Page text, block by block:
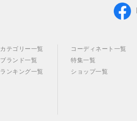
カテゴリー一覧
ブランド一覧
ランキング一覧
コーディネート一覧
特集一覧
ショップ一覧